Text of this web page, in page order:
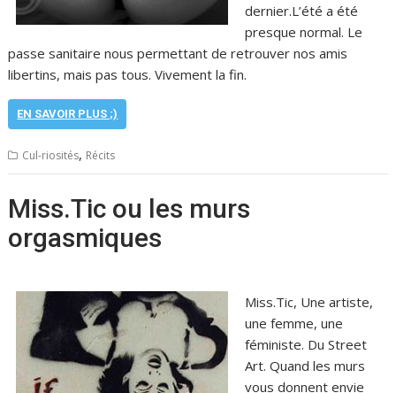
dernier.L’été a été
presque normal. Le
passe sanitaire nous permettant de retrouver nos amis
libertins, mais pas tous. Vivement la fin.
EN SAVOIR PLUS ;)
Cul-riosités, Récits
Miss.Tic ou les murs
orgasmiques
Miss.Tic, Une artiste,
une femme, une
féministe. Du Street
Art. Quand les murs
vous donnent envie